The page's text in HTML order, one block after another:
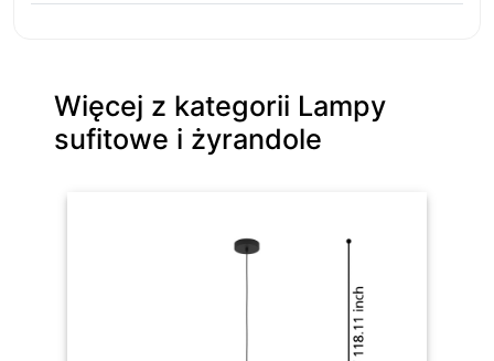
Więcej z kategorii Lampy
sufitowe i żyrandole